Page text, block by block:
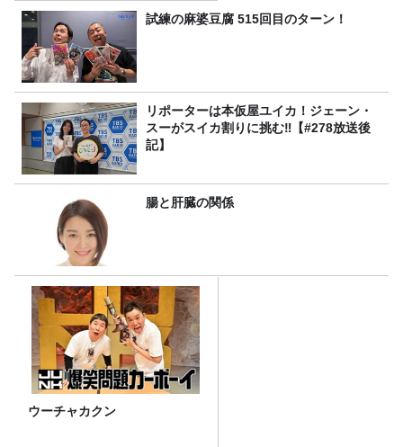
試練の麻婆豆腐 515回目のターン！
リポーターは本仮屋ユイカ！ジェーン・
スーがスイカ割りに挑む‼【#278放送後
記】
腸と肝臓の関係
ウーチャカクン